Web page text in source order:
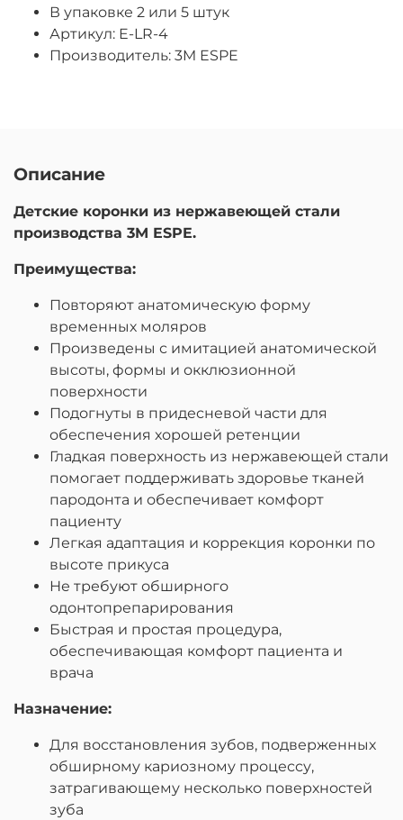
В упаковке 2 или 5 штук
Артикул: E-LR-4
Производитель: 3M ESPE
Описание
Детские коронки из нержавеющей стали
производства 3M ESPE.
Преимущества:
Повторяют анатомическую форму
временных моляров
Произведены с имитацией анатомической
высоты, формы и окклюзионной
поверхности
Подогнуты в придесневой части для
обеспечения хорошей ретенции
Гладкая поверхность из нержавеющей стали
помогает поддерживать здоровье тканей
пародонта и обеспечивает комфорт
пациенту
Легкая адаптация и коррекция коронки по
высоте прикуса
Не требуют обширного
одонтопрепарирования
Быстрая и простая процедура,
обеспечивающая комфорт пациента и
врача
Назначение:
Для восстановления зубов, подверженных
обширному кариозному процессу,
затрагивающему несколько поверхностей
зуба